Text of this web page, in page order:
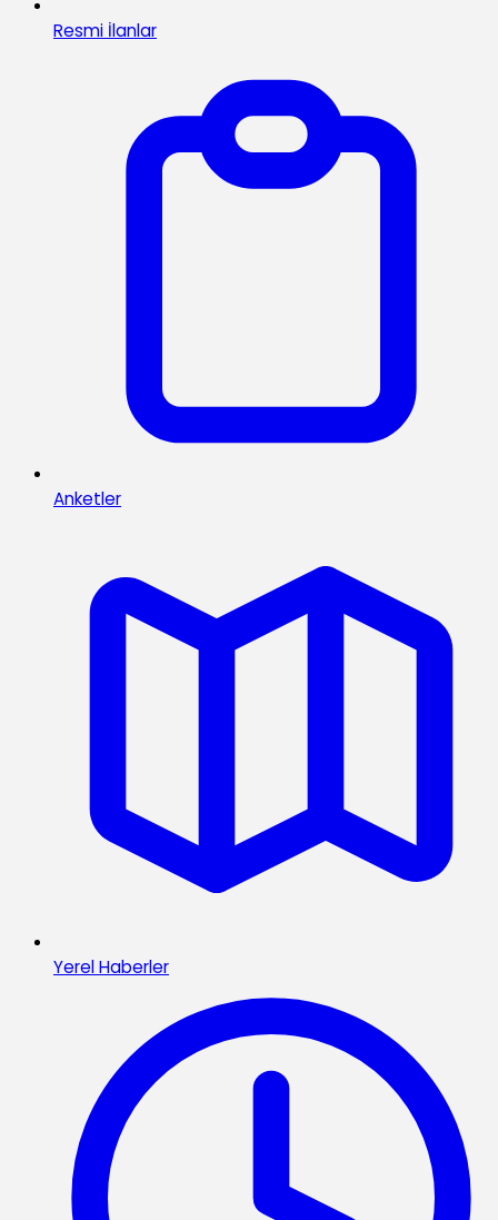
Resmi İlanlar
Anketler
Yerel Haberler